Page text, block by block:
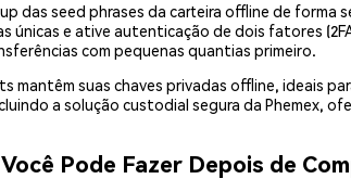
das seed phrases da carteira offline de forma
únicas e ative autenticação de dois fatores
com pequenas quantias primeiro.
mantêm suas chaves privadas offline, ideais
a solução custodial segura da Phemex,
Pode Fazer Depois de